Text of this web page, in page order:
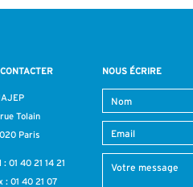
Tolain
Paris
: 01 40 21 14 21
: 01 40 21 07
NOUS ÉCRIRE